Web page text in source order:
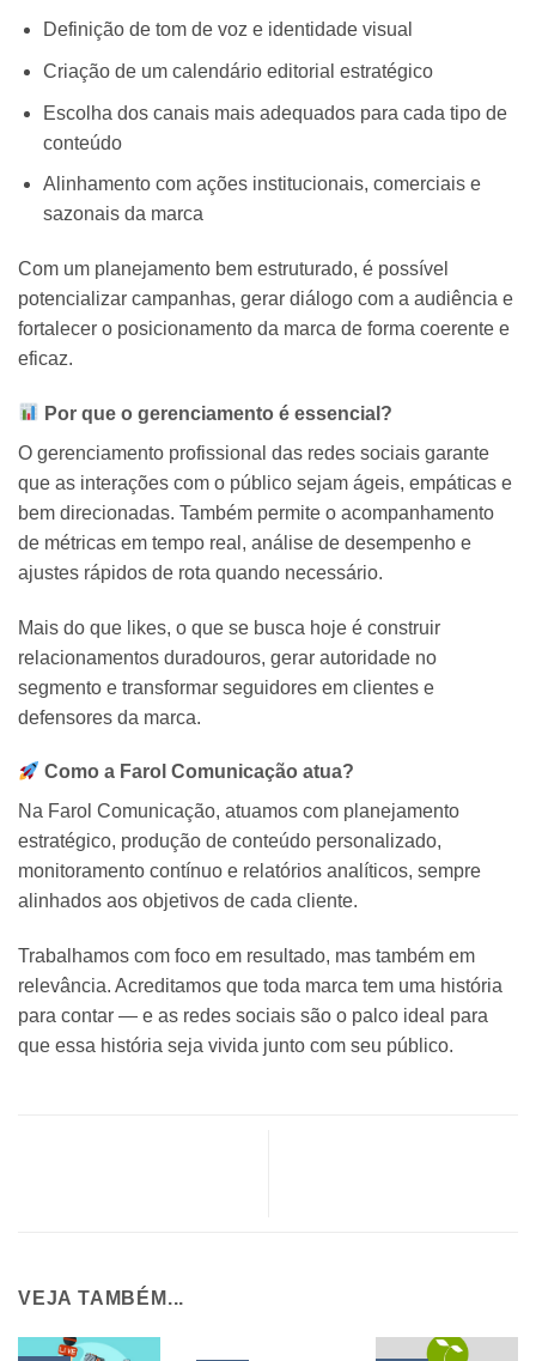
Definição de tom de voz e identidade visual
Criação de um calendário editorial estratégico
Escolha dos canais mais adequados para cada tipo de
conteúdo
Alinhamento com ações institucionais, comerciais e
sazonais da marca
Com um planejamento bem estruturado, é possível
potencializar campanhas, gerar diálogo com a audiência e
fortalecer o posicionamento da marca de forma coerente e
eficaz.
Por que o gerenciamento é essencial?
O gerenciamento profissional das redes sociais garante
que as interações com o público sejam ágeis, empáticas e
bem direcionadas. Também permite o acompanhamento
de métricas em tempo real, análise de desempenho e
ajustes rápidos de rota quando necessário.
Mais do que likes, o que se busca hoje é construir
relacionamentos duradouros, gerar autoridade no
segmento e transformar seguidores em clientes e
defensores da marca.
Como a Farol Comunicação atua?
Na Farol Comunicação, atuamos com planejamento
estratégico, produção de conteúdo personalizado,
monitoramento contínuo e relatórios analíticos, sempre
alinhados aos objetivos de cada cliente.
Trabalhamos com foco em resultado, mas também em
relevância. Acreditamos que toda marca tem uma história
para contar — e as redes sociais são o palco ideal para
que essa história seja vivida junto com seu público.
VEJA TAMBÉM...